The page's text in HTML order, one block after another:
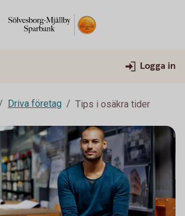
Logga in
Driva företag Tips i osäkra tider